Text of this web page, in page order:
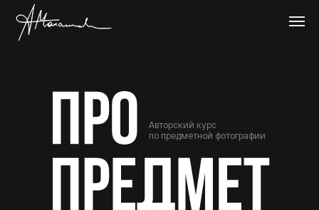
Авторский курс
по предметной фотографии